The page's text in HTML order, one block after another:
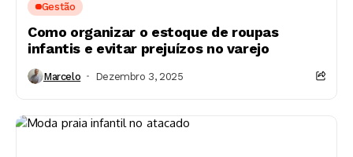
Gestão
Como organizar o estoque de roupas
infantis e evitar prejuízos no varejo
Marcelo Dezembro 3, 2025